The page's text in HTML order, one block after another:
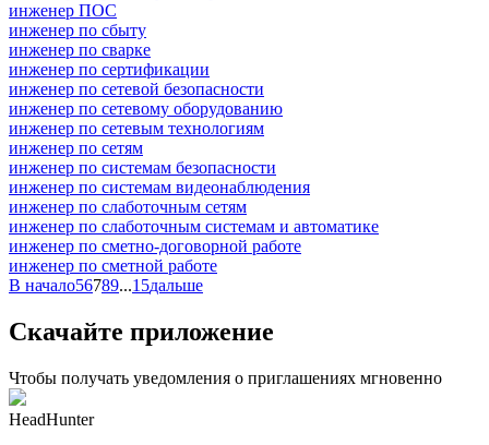
инженер ПОС
инженер по сбыту
инженер по сварке
инженер по сертификации
инженер по сетевой безопасности
инженер по сетевому оборудованию
инженер по сетевым технологиям
инженер по сетям
инженер по системам безопасности
инженер по системам видеонаблюдения
инженер по слаботочным сетям
инженер по слаботочным системам и автоматике
инженер по сметно-договорной работе
инженер по сметной работе
В начало56789...15дальше
Скачайте приложение
Чтобы получать уведомления о приглашениях мгновенно
HeadHunter